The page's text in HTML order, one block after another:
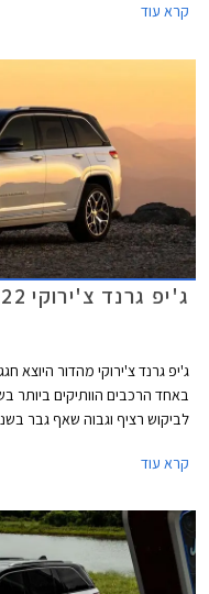
קרא עוד
ג'יפ גרנד צ'ירוקי 2022 - החשיפה המלאה
באחד הרכבים הוותיקים ביותר
לביקוש רציף וגבוה שאף גבר
קרא עוד